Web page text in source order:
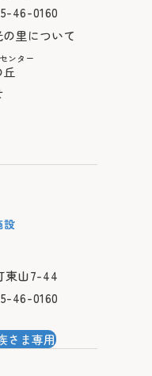
46-0160
の里について
ンター
丘
設
東山7-44
46-0160
さま専用